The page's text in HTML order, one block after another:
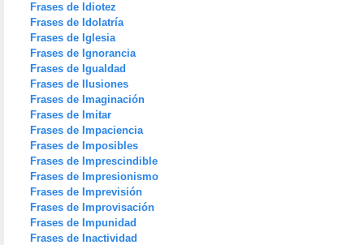
Frases de Idiotez
Frases de Idolatría
Frases de Iglesia
Frases de Ignorancia
Frases de Igualdad
Frases de Ilusiones
Frases de Imaginación
Frases de Imitar
Frases de Impaciencia
Frases de Imposibles
Frases de Imprescindible
Frases de Impresionismo
Frases de Imprevisión
Frases de Improvisación
Frases de Impunidad
Frases de Inactividad